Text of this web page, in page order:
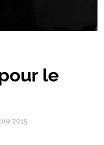
le
2015